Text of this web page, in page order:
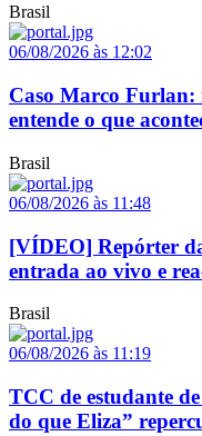
Brasil
06/08/2026 às 12:02
Caso Marco
entende o que
Brasil
06/08/2026 às 11:48
[VÍDEO] Repórter
entrada ao vivo e
Brasil
06/08/2026 às 11:19
TCC de estudante
do que Eliza”